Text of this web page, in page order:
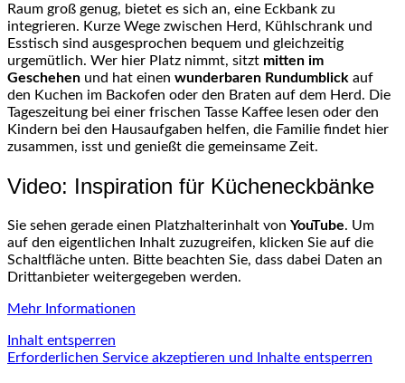
Raum groß genug, bietet es sich an, eine Eckbank zu
integrieren. Kurze Wege zwischen Herd, Kühlschrank und
Esstisch sind ausgesprochen bequem und gleichzeitig
urgemütlich. Wer hier Platz nimmt, sitzt mitten im
Geschehen und hat einen wunderbaren Rundumblick auf
den Kuchen im Backofen oder den Braten auf dem Herd. Die
Tageszeitung bei einer frischen Tasse Kaffee lesen oder den
Kindern bei den Hausaufgaben helfen, die Familie findet hier
zusammen, isst und genießt die gemeinsame Zeit.
Video: Inspiration für Kücheneckbänke
Sie sehen gerade einen Platzhalterinhalt von YouTube. Um
auf den eigentlichen Inhalt zuzugreifen, klicken Sie auf die
Schaltfläche unten. Bitte beachten Sie, dass dabei Daten an
Drittanbieter weitergegeben werden.
Mehr Informationen
Inhalt entsperren
Erforderlichen Service akzeptieren und Inhalte entsperren